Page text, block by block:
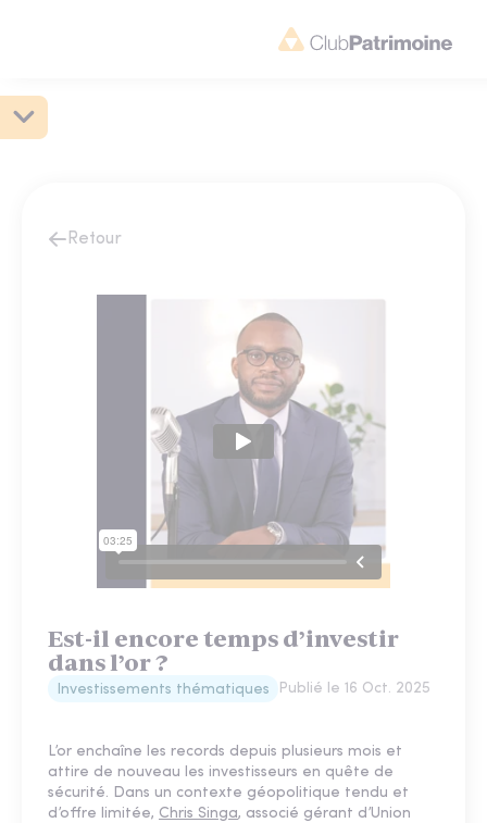
Retour
Est-il encore temps d’investir
dans l’or ?
Investissements thématiques Publié le 16 Oct. 2025
L’or enchaîne les records depuis plusieurs mois et
attire de nouveau les investisseurs en quête de
sécurité. Dans un contexte géopolitique tendu et
d’offre limitée, Chris Singa, associé gérant d’Union